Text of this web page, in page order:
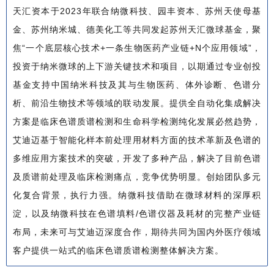
天汇资本于2023年联合纳微科技、园丰资本、苏州天使母基
金、苏州纳米城、德美化工等共同发起苏州天汇微球基金，聚
焦“一个底层核心技术+一条生物医药产业链+N个应用领域”，
投资于纳米微球的上下游关键技术和项目，以期通过专业创投
基金支持中国纳米科技及其与生物医药、体外诊断、色谱分
析、前沿生物技术等领域的联动发展。提供全自动化集成解决
方案是临床色谱质谱检测和生命科学检测纯化发展必然趋势，
艾迪迈基于智能化样本前处理用材料方面的技术革新及色谱的
多维应用方案技术的突破，开发了多种产品，解决了目前色谱
及质谱前处理及临床检测痛点，竞争优势明显。创始团队多元
化复合背景，执行力强。纳微科技借助在微球材料的深厚积
淀，以及纳微科技在色谱填料/色谱仪器及耗材的完整产业链
布局，未来可与艾迪迈深度合作，期待共同为国内外医疗领域
客户提供一站式的临床色谱质谱检测整体解决方案。